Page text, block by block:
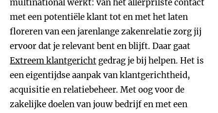
multinational werkt: van het allerprilste contact
met een potentiële klant tot en met het laten
floreren van een jarenlange zakenrelatie zorg jij
ervoor dat je relevant bent en blijft. Daar gaat
Extreem klantgericht gedrag je bij helpen. Het is
een eigentijdse aanpak van klantgerichtheid,
acquisitie en relatiebeheer. Met oog voor de
zakelijke doelen van jouw bedrijf en met een